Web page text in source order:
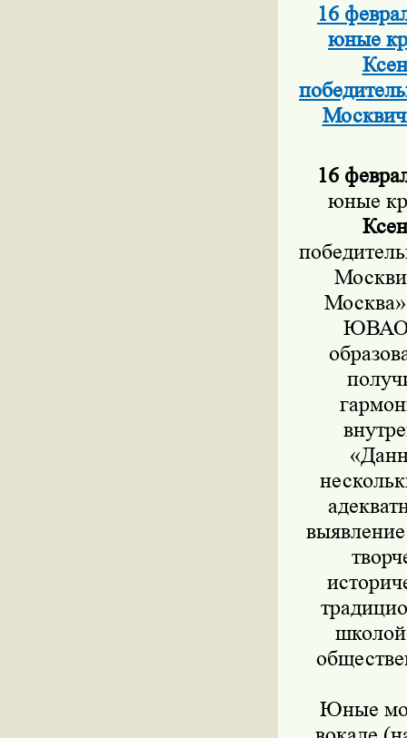
16
юные
16
юные
ЮВАО
Юные